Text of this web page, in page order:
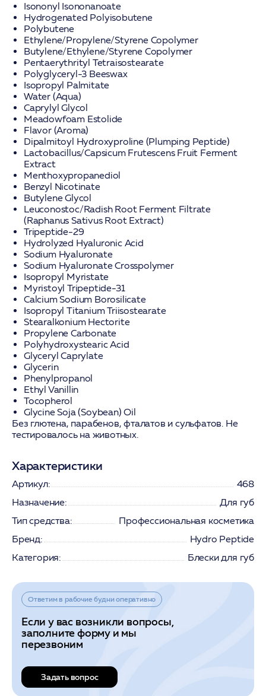
Isononyl Isononanoate
Hydrogenated Polyisobutene
Polybutene
Ethylene/Propylene/Styrene Copolymer
Butylene/Ethylene/Styrene Copolymer
Pentaerythrityl Tetraisostearate
Polyglyceryl-3 Beeswax
Isopropyl Palmitate
Water (Aqua)
Caprylyl Glycol
Meadowfoam Estolide
Flavor (Aroma)
Dipalmitoyl Hydroxyproline (Plumping Peptide)
Lactobacillus/Capsicum Frutescens Fruit Ferment
Extract
Menthoxypropanediol
Benzyl Nicotinate
Butylene Glycol
Leuconostoc/Radish Root Ferment Filtrate
(Raphanus Sativus Root Extract)
Tripeptide-29
Hydrolyzed Hyaluronic Acid
Sodium Hyaluronate
Sodium Hyaluronate Crosspolymer
Isopropyl Myristate
Myristoyl Tripeptide-31
Calcium Sodium Borosilicate
Isopropyl Titanium Triisostearate
Stearalkonium Hectorite
Propylene Carbonate
Polyhydroxystearic Acid
Glyceryl Caprylate
Glycerin
Phenylpropanol
Ethyl Vanillin
Tocopherol
Glycine Soja (Soybean) Oil
Без глютена, парабенов, фталатов и сульфатов. Не
тестировалось на животных.
Характеристики
Артикул:
468
Назначение:
Для губ
Тип средства:
Профессиональная косметика
Бренд:
Hydro Peptide
Категория:
Блески для губ
Ответим в рабочие будни оперативно
Если у вас возникли вопросы,
заполните форму и мы
перезвоним
Задать вопрос